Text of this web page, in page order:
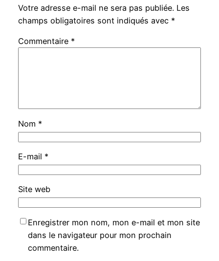
Votre adresse e-mail ne sera pas publiée. Les
champs obligatoires sont indiqués avec *
Commentaire *
Nom *
E-mail *
Site web
Enregistrer mon nom, mon e-mail et mon site
dans le navigateur pour mon prochain
commentaire.